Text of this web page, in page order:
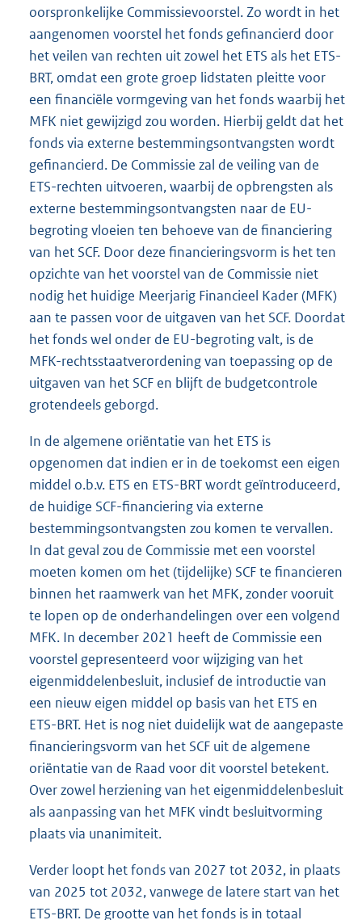
oorspronkelijke Commissievoorstel. Zo wordt in het
aangenomen voorstel het fonds gefinancierd door
het veilen van rechten uit zowel het ETS als het ETS-
BRT, omdat een grote groep lidstaten pleitte voor
een financiële vormgeving van het fonds waarbij het
MFK niet gewijzigd zou worden. Hierbij geldt dat het
fonds via externe bestemmingsontvangsten wordt
gefinancierd. De Commissie zal de veiling van de
ETS-rechten uitvoeren, waarbij de opbrengsten als
externe bestemmingsontvangsten naar de EU-
begroting vloeien ten behoeve van de financiering
van het SCF. Door deze financieringsvorm is het ten
opzichte van het voorstel van de Commissie niet
nodig het huidige Meerjarig Financieel Kader (MFK)
aan te passen voor de uitgaven van het SCF. Doordat
het fonds wel onder de EU-begroting valt, is de
MFK-rechtsstaatverordening van toepassing op de
uitgaven van het SCF en blijft de budgetcontrole
grotendeels geborgd.
In de algemene oriëntatie van het ETS is
opgenomen dat indien er in de toekomst een eigen
middel o.b.v. ETS en ETS-BRT wordt geïntroduceerd,
de huidige SCF-financiering via externe
bestemmingsontvangsten zou komen te vervallen.
In dat geval zou de Commissie met een voorstel
moeten komen om het (tijdelijke) SCF te financieren
binnen het raamwerk van het MFK, zonder vooruit
te lopen op de onderhandelingen over een volgend
MFK. In december 2021 heeft de Commissie een
voorstel gepresenteerd voor wijziging van het
eigenmiddelenbesluit, inclusief de introductie van
een nieuw eigen middel op basis van het ETS en
ETS-BRT. Het is nog niet duidelijk wat de aangepaste
financieringsvorm van het SCF uit de algemene
oriëntatie van de Raad voor dit voorstel betekent.
Over zowel herziening van het eigenmiddelenbesluit
als aanpassing van het MFK vindt besluitvorming
plaats via unanimiteit.
Verder loopt het fonds van 2027 tot 2032, in plaats
van 2025 tot 2032, vanwege de latere start van het
ETS-BRT. De grootte van het fonds is in totaal